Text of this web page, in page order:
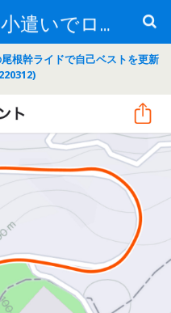
月30,000円のお小遣いでロードバイク
根幹ライドで自己ベストを更新